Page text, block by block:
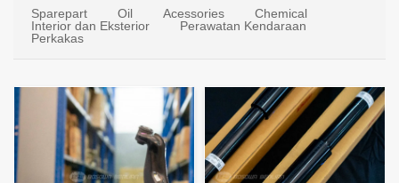
Sparepart Oil Acessories
Chemical
Interior dan Eksterior
Perawatan Kendaraan
Perkakas